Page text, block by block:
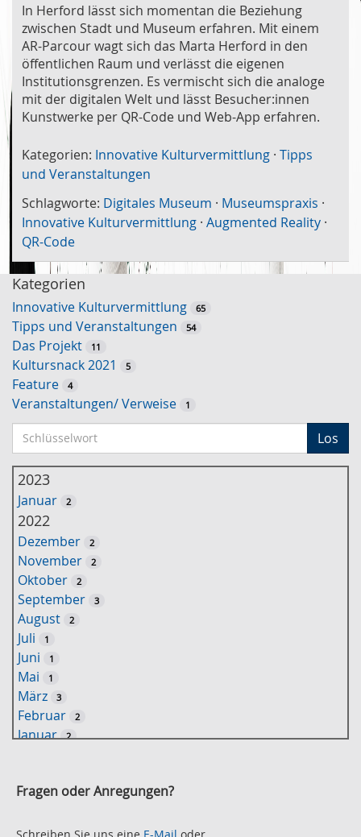
In Herford lässt sich momentan die Beziehung
zwischen Stadt und Museum erfahren. Mit einem
AR-Parcour wagt sich das Marta Herford in den
öffentlichen Raum und verlässt die eigenen
Institutionsgrenzen. Es vermischt sich die analoge
mit der digitalen Welt und lässt Besucher:innen
Kunstwerke per QR-Code und Web-App erfahren.
Kategorien: Innovative Kulturvermittlung · Tipps
und Veranstaltungen
Schlagworte: Digitales Museum · Museumspraxis ·
Innovative Kulturvermittlung · Augmented Reality ·
QR-Code
Kategorien
Innovative Kulturvermittlung 65
Tipps und Veranstaltungen 54
Das Projekt 11
Kultursnack 2021 5
Feature 4
Veranstaltungen/ Verweise 1
c
h
ü
w
o
r
u
c
Los
2023
Januar 2
2022
Dezember 2
November 2
Oktober 2
September 3
August 2
Juli 1
Juni 1
Mai 1
März 3
Februar 2
Januar 2
Oktober 2
Fragen oder Anregungen?